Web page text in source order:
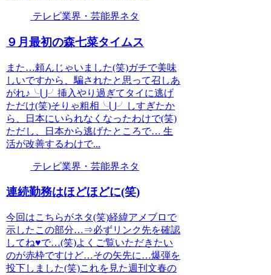
テレビ業界・芸能界ネタ
９月最初の森七菜タイムス
また…頼んじゃいました(笑)ガチで美味
しいですから、騙されたと思って召しあ
がれ♪╰⋃╯挿入やり過ぎてタイに逃げ
ただけ(笑)そりゃ粗相╰⋃╯しすぎたか
ら、日本にいられなくなったわけで(笑)
ただし、日本から逃げたところで… 生
活が改善するわけで...
テレビ業界・芸能界ネタ
連続勤務はほどほどに(笑)
今回はこちらがネタ(笑)経緯アメブロで
示したこの部分…⇒必ずリンク先を確認
してね♥で…(笑)よくご覧いただきたい
のが赤枠ですけど…その矢先に…爆弾を
投下しました(笑)これを見た週刊文春の